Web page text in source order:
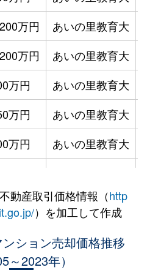
万円 あいの里教育大
万円 あいの里教育大
万円 あいの里教育大
万円 あいの里教育大
万円 あいの里教育大
万円 あいの里教育大
万円 あいの里教育大
動産取引価格情報（http
）を加工して作成
ション売却価格推移
～2023年）